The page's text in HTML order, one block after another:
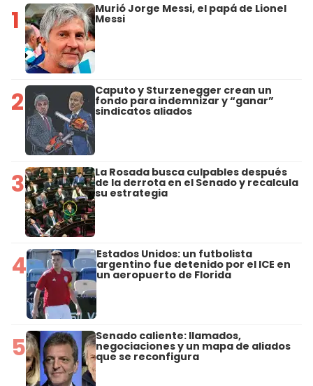
1 Murió Jorge Messi, el papá de Lionel
Messi
2 Caputo y Sturzenegger crean un
fondo para indemnizar y “ganar”
sindicatos aliados
3 La Rosada busca culpables después
de la derrota en el Senado y recalcula
su estrategia
4 Estados Unidos: un futbolista
argentino fue detenido por el ICE en
un aeropuerto de Florida
5 Senado caliente: llamados,
negociaciones y un mapa de aliados
que se reconfigura